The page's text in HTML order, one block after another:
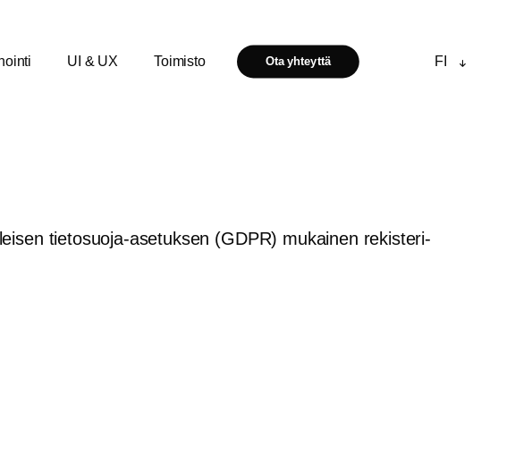
UI & UX Toimisto Ota yhteyttä FI
tietosuoja-asetuksen (GDPR) mukainen rekisteri-